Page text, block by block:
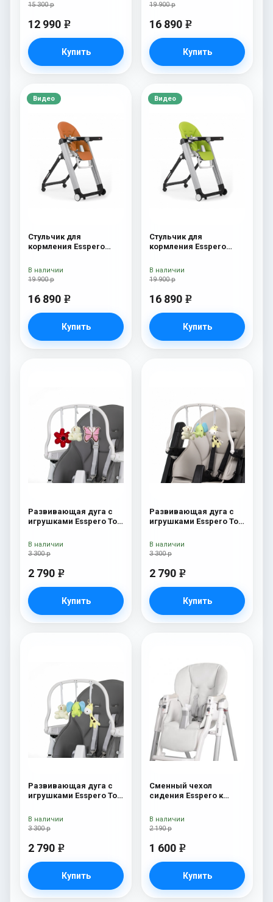
15 300 р
12 990 e
Купить
19 900 р
16 890 e
Купить
Видео
Стульчик для
кормления Esspero
19 900 р
16 890 e
Купить
В наличии
Видео
Стульчик для
кормления Esspero
19 900 р
16 890 e
Купить
В наличии
Развивающая дуга с
игрушками Esspero Toy
3 300 р
2 790 e
Купить
В наличии
Развивающая дуга с
игрушками Esspero Toy
Elephant
3 300 р
2 790 e
Купить
В наличии
Развивающая дуга с
игрушками Esspero Toy
3 300 р
2 790 e
Купить
В наличии
Сменный чехол
сидения Esspero к
кормления Peg-Perego
Diner White
2 190 р
1 600 e
Купить
В наличии